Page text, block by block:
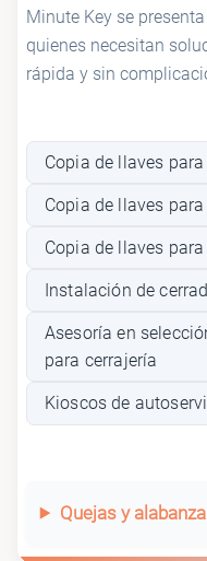
Minute Key se
quienes necesitan
rápida y sin
Copia de llaves
Copia de llaves
Copia de llaves
Instalación de
Asesoría en
para cerrajería
Kioscos de
Quejas y